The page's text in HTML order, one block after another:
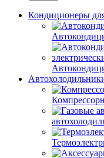
Кондиционеры